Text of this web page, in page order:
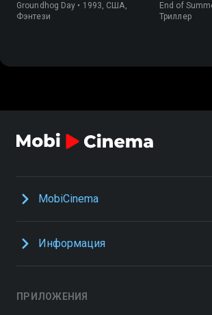
Groundhog Day • 1993, США,
Фэнтези
End of
Триллер
MobiCinema
Информация
ПРИЛОЖЕНИЯ